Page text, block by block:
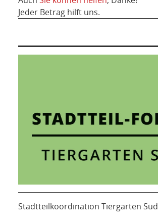
Jeder Betrag hilft uns.
Stadtteilkoordination Tiergarten Süd